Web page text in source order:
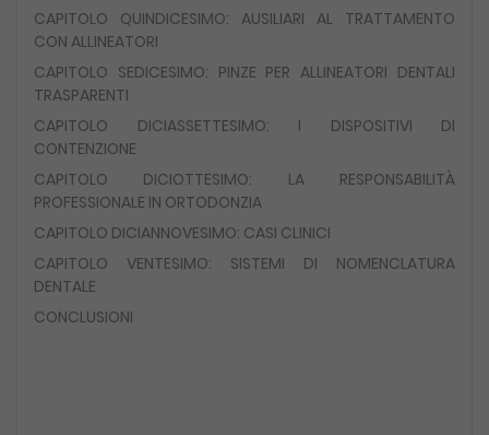
CAPITOLO QUINDICESIMO: AUSILIARI AL TRATTAMENTO
CON ALLINEATORI
CAPITOLO SEDICESIMO: PINZE PER ALLINEATORI DENTALI
TRASPARENTI
CAPITOLO DICIASSETTESIMO: I DISPOSITIVI DI
CONTENZIONE
CAPITOLO DICIOTTESIMO: LA RESPONSABILITÀ
PROFESSIONALE IN ORTODONZIA
CAPITOLO DICIANNOVESIMO: CASI CLINICI
CAPITOLO VENTESIMO: SISTEMI DI NOMENCLATURA
DENTALE
CONCLUSIONI